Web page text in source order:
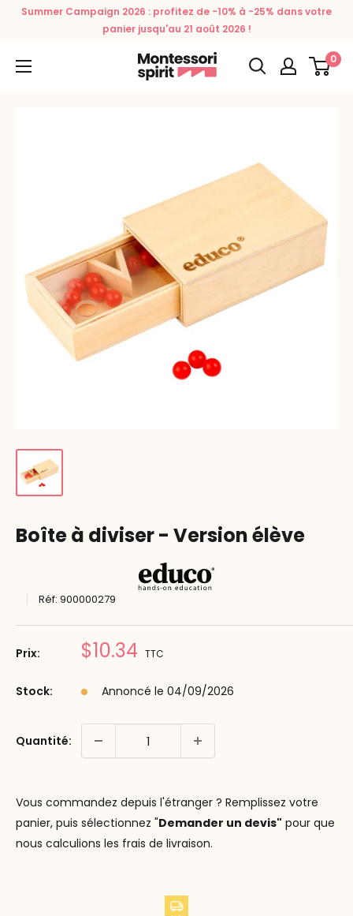
PasserSummer Campaign 2026 : profitez de -10% à -25% dans votre
panier jusqu'au 21 août 2026 !
Montessori
Spirit
0
Boîte à diviser - Version élève
Réf: 900000279
Prix: Prix
$10.34 TTC
Stock: Annoncé le 04/09/2026
Quantité:
Vous commandez depuis l'étranger ? Remplissez votre
panier, puis sélectionnez "Demander un devis" pour que
nous calculions les frais de livraison.